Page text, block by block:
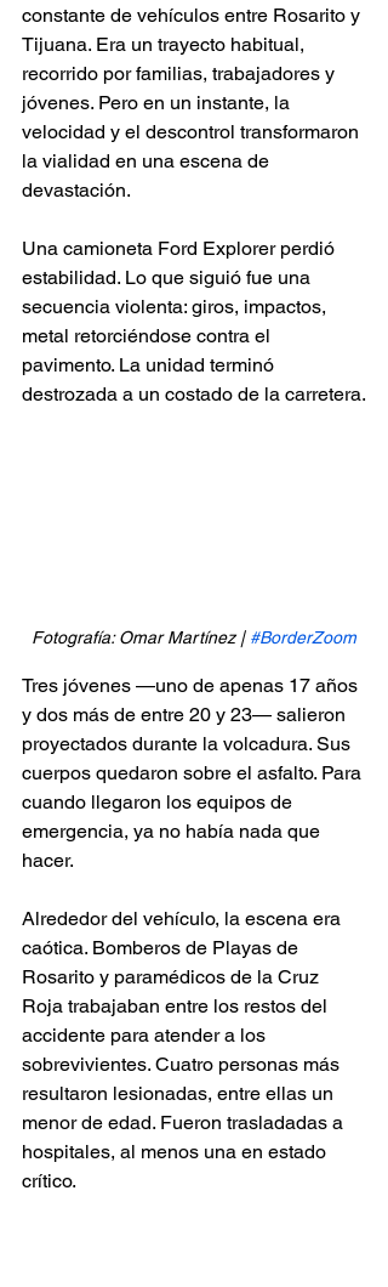
constante de vehículos entre Rosarito y
Tijuana. Era un trayecto habitual,
recorrido por familias, trabajadores y
jóvenes. Pero en un instante, la
velocidad y el descontrol transformaron
la vialidad en una escena de
devastación.
Una camioneta Ford Explorer perdió
estabilidad. Lo que siguió fue una
secuencia violenta: giros, impactos,
metal retorciéndose contra el
pavimento. La unidad terminó
destrozada a un costado de la carretera.
Fotografía: Omar Martínez | #BorderZoom
Tres jóvenes —uno de apenas 17 años
y dos más de entre 20 y 23— salieron
proyectados durante la volcadura. Sus
cuerpos quedaron sobre el asfalto. Para
cuando llegaron los equipos de
emergencia, ya no había nada que
hacer.
Alrededor del vehículo, la escena era
caótica. Bomberos de Playas de
Rosarito y paramédicos de la Cruz
Roja trabajaban entre los restos del
accidente para atender a los
sobrevivientes. Cuatro personas más
resultaron lesionadas, entre ellas un
menor de edad. Fueron trasladadas a
hospitales, al menos una en estado
crítico.